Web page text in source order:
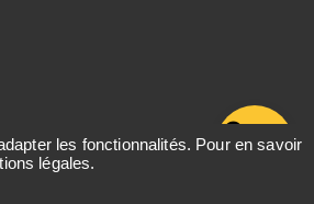
les fonctionnalités. Pour en savoir
légales.